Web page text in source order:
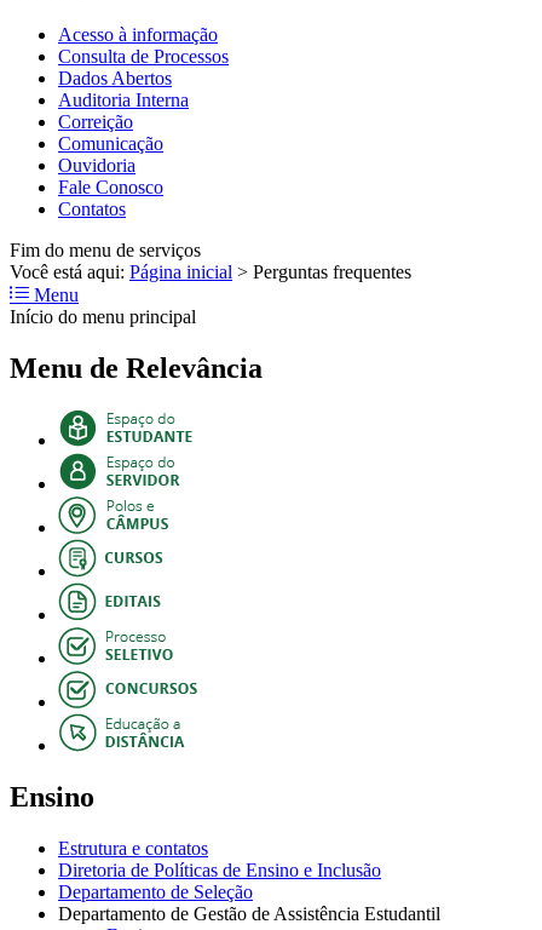
Acesso à informação
Consulta de Processos
Dados Abertos
Auditoria Interna
Correição
Comunicação
Ouvidoria
Fale Conosco
Contatos
Fim do menu de serviços
Você está aqui: Página inicial > Perguntas frequentes
Menu
Início do menu principal
Menu de Relevância
Ensino
Estrutura e contatos
Diretoria de Políticas de Ensino e Inclusão
Departamento de Seleção
Departamento de Gestão de Assistência Estudantil